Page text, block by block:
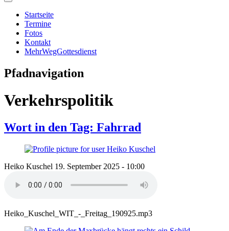
Startseite
Termine
Fotos
Kontakt
MehrWegGottesdienst
Pfadnavigation
Verkehrspolitik
Wort in den Tag: Fahrrad
Heiko Kuschel 19. September 2025 - 10:00
Heiko_Kuschel_WIT_-_Freitag_190925.mp3